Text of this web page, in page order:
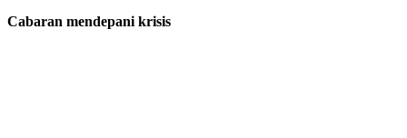
Cabaran mendepani krisis